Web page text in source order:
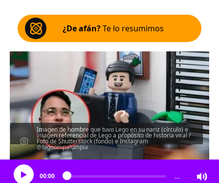
¿De afán?Te lo resumimos
Imagen de hombre que tuvo Lego en su nariz (círculo) e
imagen referencial de Lego a propósito de historia viral /
Foto de Shutterstock (fondo) e Instagram
@bigoompalumpiaEscucha el artículo
00:00 …